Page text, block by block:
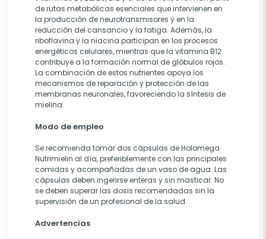
de rutas metabólicas esenciales que intervienen en
la producción de neurotransmisores y en la
reducción del cansancio y la fatiga. Además, la
riboflavina y la niacina participan en los procesos
energéticos celulares, mientras que la vitamina B12
contribuye a la formación normal de glóbulos rojos.
La combinación de estos nutrientes apoya los
mecanismos de reparación y protección de las
membranas neuronales, favoreciendo la síntesis de
mielina.
Modo de empleo
Se recomienda tomar dos cápsulas de Holomega
Nutrimielin al día, preferiblemente con las principales
comidas y acompañadas de un vaso de agua. Las
cápsulas deben ingerirse enteras y sin masticar. No
se deben superar las dosis recomendadas sin la
supervisión de un profesional de la salud.
Advertencias